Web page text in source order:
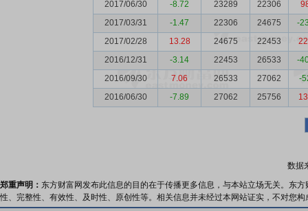
2017/06/30
-8.72 23289 22306
2017/03/31
-1.47 22306 24675
-
2017/02/28
13.28 24675 22453
2016/12/31
-3.14 22453 26533
-
2016/09/30
7.06 26533 27062
-
2016/06/30
-7.89 27062 25756
数据
郑重声明： 东方财富网发布此信息的目的在于传播更多信息，与本站立场无关。东
性、完整性、有效性、及时性、原创性等。相关信息并未经过本网站证实，不对您